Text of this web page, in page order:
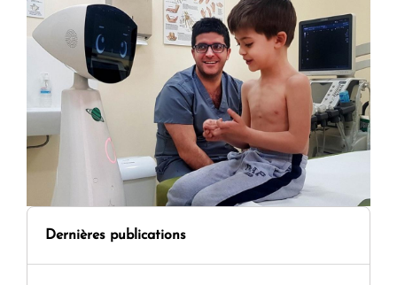
Dernières publications